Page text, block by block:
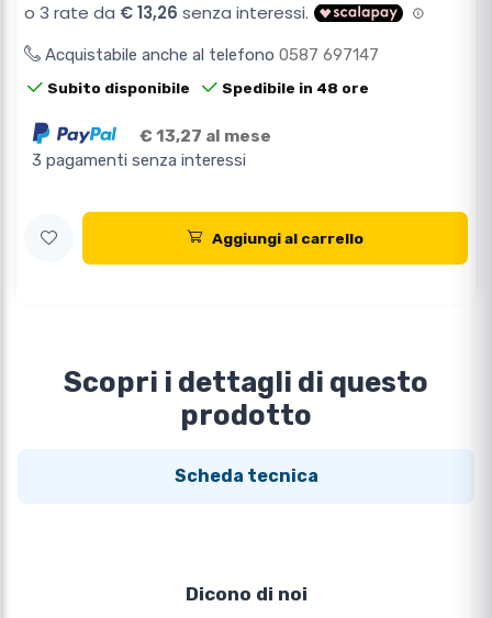
Acquistabile anche al telefono 0587 697147
Subito disponibile Spedibile in 48 ore
€ 13,27 al mese
3 pagamenti senza interessi
Aggiungi al carrello
Scopri i dettagli di questo
prodotto
Scheda tecnica
Dicono di noi